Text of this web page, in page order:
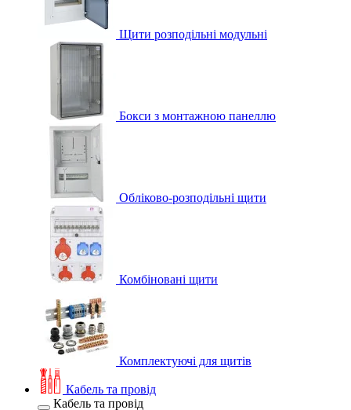
Щити розподільні модульні
Бокси з монтажною панеллю
Обліково-розподільні щити
Комбіновані щити
Комплектуючі для щитів
Кабель та провід
Кабель та провід